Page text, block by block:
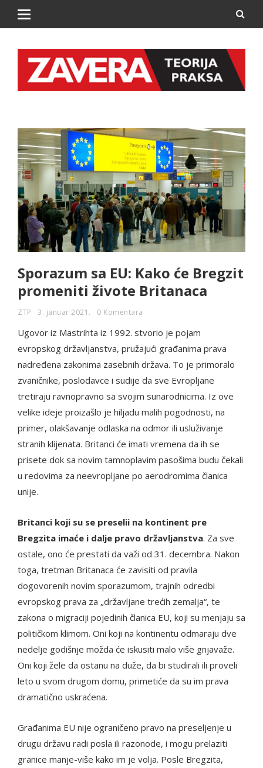
Sporazum sa EU: Kako će Bregzit
promeniti živote Britanaca
ZTP 3. januar 2021. 0 Komentara
Ugovor iz Mastrihta iz 1992. stvorio je pojam
evropskog državljanstva, pružajući građanima prava
nadređena zakonima zasebnih država. To je primoralo
zvaničnike, poslodavce i sudije da sve Evropljane
tretiraju ravnopravno sa svojim sunarodnicima. Iz ove
velike ideje proizašlo je hiljadu malih pogodnosti, na
primer, olakšavanje odlaska na odmor ili usluživanje
stranih klijenata. Britanci će imati vremena da ih se
prisete dok sa novim tamnoplavim pasošima budu čekali
u redovima za neevropljane po aerodromima članica
unije.
Britanci koji su se preselii na kontinent pre
Bregzita imaće i dalje pravo državljanstva. Za sve
ostale, ono će prestati da važi od 31. decembra. Nakon
toga, tretman Britanaca će zavisiti od pravila
dogovorenih novim sporazumom, trajnih odredbi
evropskog prava za „državljane trećih zemalja“, te
zakona o migraciji pojedinih članica EU, koji su menjaju sa
političkom klimom. Oni koji na kontinentu odmaraju dve
nedelje godišnje možda će iskusiti malo više gnjavaže.
Oni koji žele da ostanu na duže, da bi studirali ili proveli
leto u svom drugom domu, primetiće da su im prava
dramatično uskraćena.
Građanima EU nije ograničeno pravo na preseljenje u
drugu državu radi posla ili razonode, i mogu prelaziti
granice manje-više kako im je volja. Posle Bregzita,